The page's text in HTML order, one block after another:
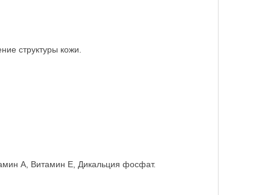
структуры кожи.
А, Витамин Е, Дикальция фосфат.